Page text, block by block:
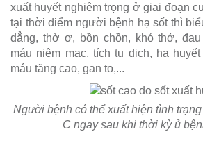
xuất huyết nghiêm trọng ở giai đoạn
tại thời điểm người bệnh hạ sốt thì
dẳng, thờ ơ, bồn chồn, khó thở,
máu niêm mạc, tích tụ dịch, hạ
máu tăng cao, gan to,...
Người bệnh có thể xuất hiện tình
C ngay sau khi thời kỳ ủ